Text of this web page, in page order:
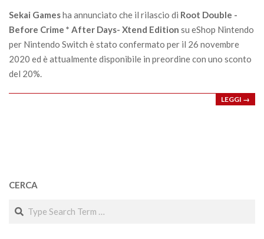
Sekai Gamesha annunciato che il rilascio di Root Double -
Before Crime * After Days- Xtend Edition su eShop Nintendo
per Nintendo Switch è stato confermato per il 26 novembre
2020 ed è attualmente disponibile in preordine con uno sconto
del 20%.
LEGGI →
CERCA
Search